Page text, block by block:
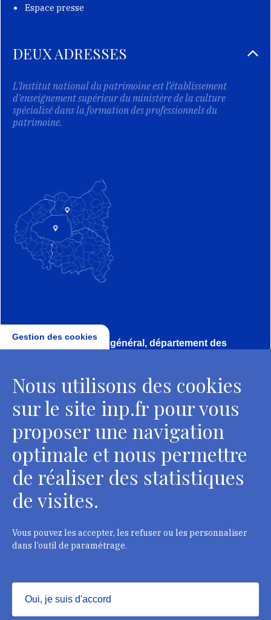
Espace presse
DEUX ADRESSES
L'Institut national du patrimoine est l’établissement
d'enseignement supérieur du ministère de la culture
spécialisé dans la formation des professionnels du
patrimoine.
Direction, secrétariat général, département des
2 rue Vivienne - 75002 Paris
Tél. : + 33 1 44 41 16 41
Contacts
Département des restaurateurs
124 rue Henri Barbusse - 93300 Aubervilliers
Contacts
Gestion des cookies
Nous utilisons des cookies
sur le site inp.fr pour vous
proposer une navigation
optimale et nous permettre
de réaliser des statistiques
de visites.
Vous pouvez les accepter, les refuser ou les personnaliser
dans l’outil de paramétrage.
Oui, je suis d'accord
Masquer